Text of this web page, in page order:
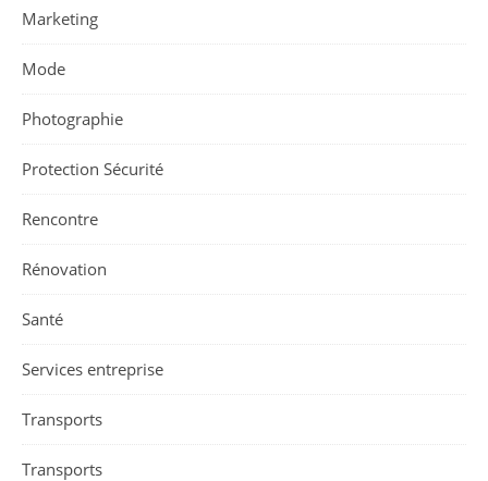
Marketing
Mode
Photographie
Protection Sécurité
Rencontre
Rénovation
Santé
Services entreprise
Transports
Transports